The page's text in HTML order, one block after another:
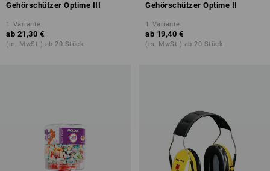
Gehörschützer Optime III
1 Variante
ab 21,30 €
(m. MwSt.) ab 20 Stück
Gehörschützer Optime II
1 Variante
ab 19,40 €
(m. MwSt.) ab 20 Stück